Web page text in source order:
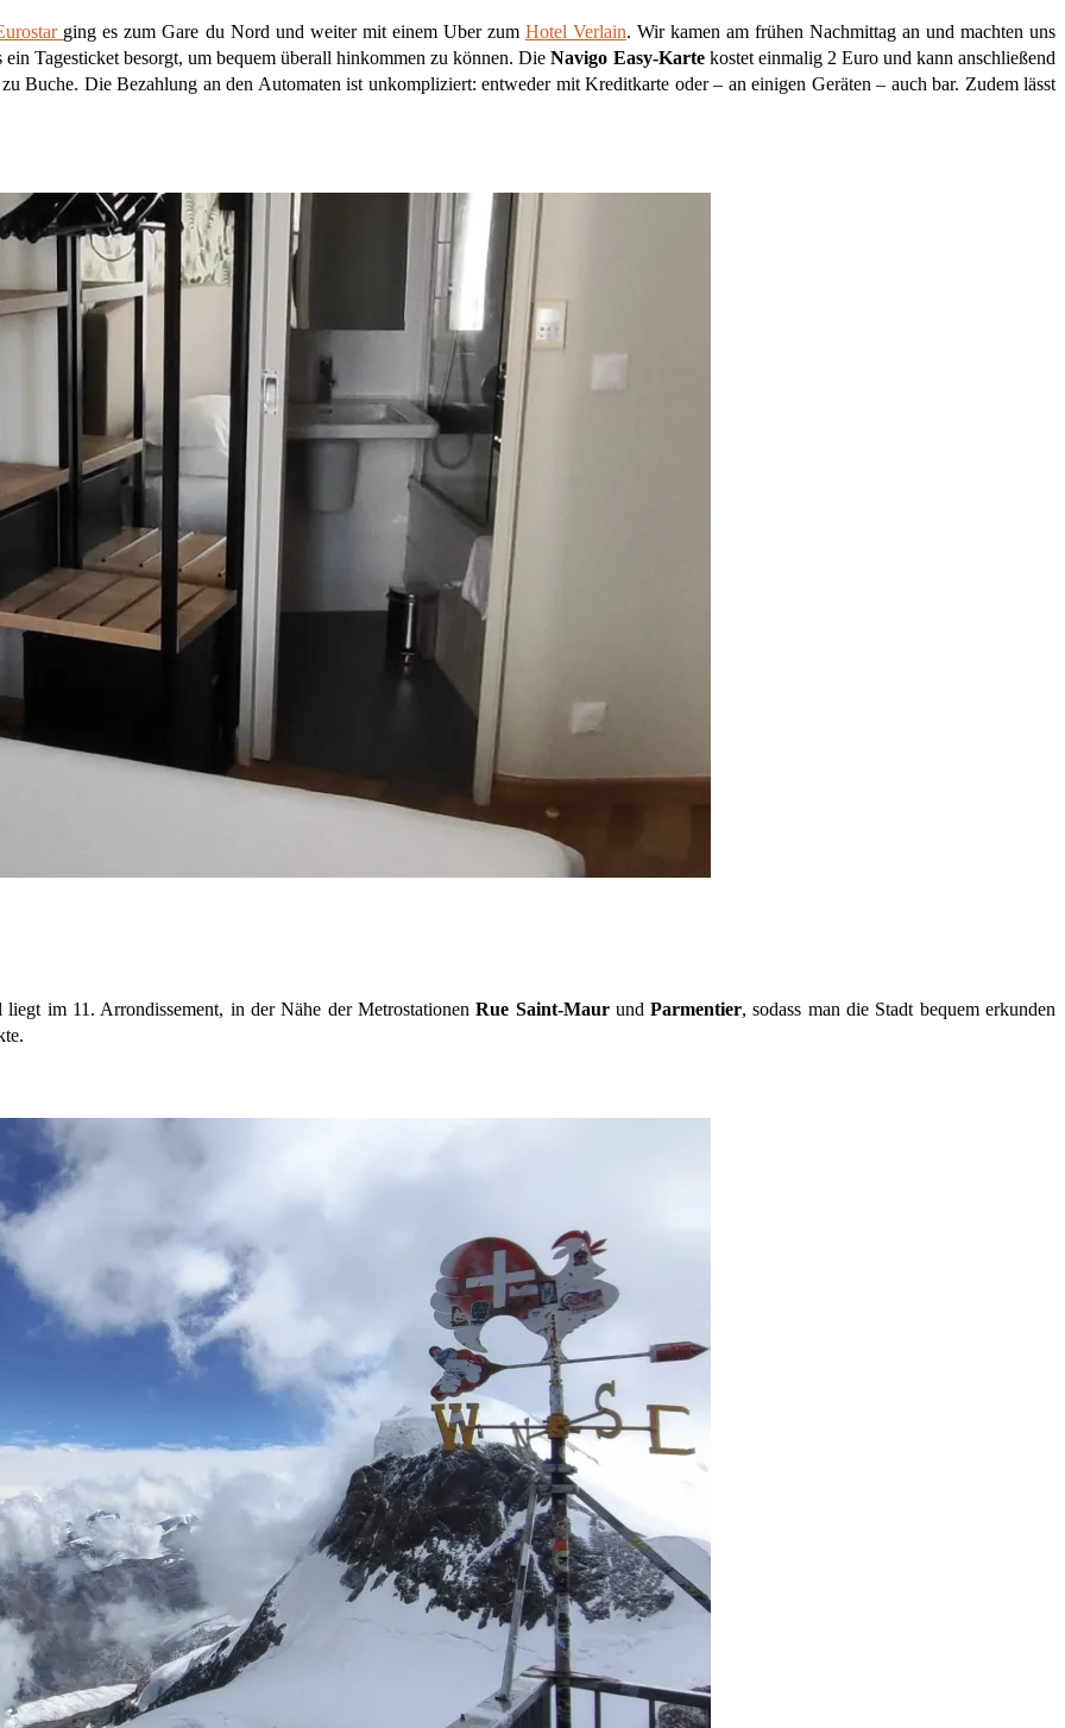
ging es zum Gare du Nord und weiter mit einem Uber zum Hotel Verlain. Wir kamen am frühen Nachmittag an und machten uns
Tagesticket besorgt, um bequem überall hinkommen zu können. DieNavigo Easy-Kartekostet einmalig 2 Euro und kann anschließend
Buche. Die Bezahlung an den Automaten ist unkompliziert: entweder mit Kreditkarte oder – an einigen Geräten – auch bar. Zudem lässt
liegt im 11. Arrondissement, in der Nähe der MetrostationenRue Saint-MaurundParmentier, sodass man die Stadt bequem erkunden